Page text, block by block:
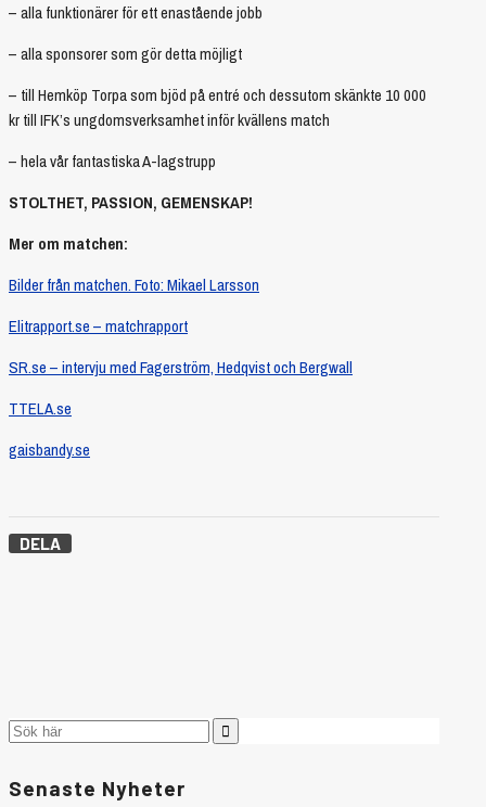
– alla funktionärer för ett enastående jobb
– alla sponsorer som gör detta möjligt
– till Hemköp Torpa som bjöd på entré och dessutom skänkte 10 000
kr till IFK’s ungdomsverksamhet inför kvällens match
– hela vår fantastiska A-lagstrupp
STOLTHET, PASSION, GEMENSKAP!
Mer om matchen:
Bilder från matchen. Foto: Mikael Larsson
Elitrapport.se – matchrapport
SR.se – intervju med Fagerström, Hedqvist och Bergwall
TTELA.se
gaisbandy.se
DELA
Senaste Nyheter